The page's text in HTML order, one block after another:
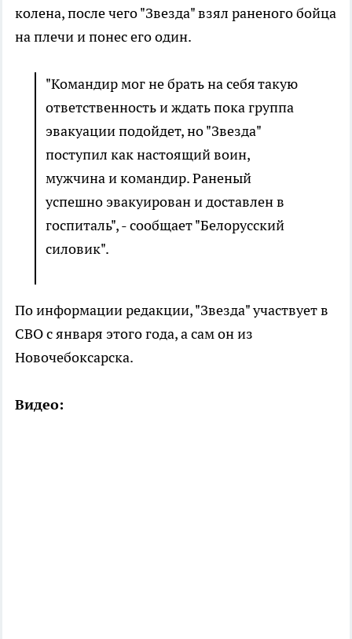
колена, после чего "Звезда" взял раненого бойца
на плечи и понес его один.
"Командир мог не брать на себя такую
ответственность и ждать пока группа
эвакуации подойдет, но "Звезда"
поступил как настоящий воин,
мужчина и командир. Раненый
успешно эвакуирован и доставлен в
госпиталь", - сообщает "Белорусский
силовик".
По информации редакции, "Звезда" участвует в
СВО с января этого года, а сам он из
Новочебоксарска.
Видео: